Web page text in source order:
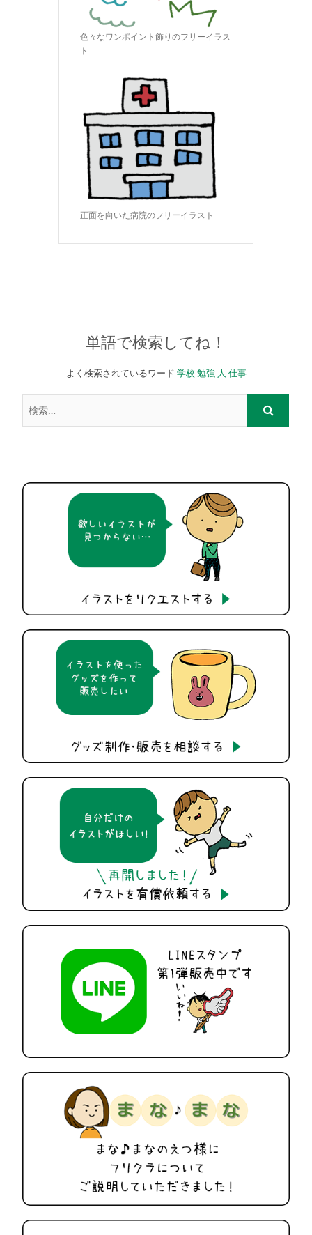
色々なワンポイント飾りのフリーイラス
ト
正面を向いた病院のフリーイラスト
単語で検索してね！
よく検索されているワード 学校 勉強 人 仕事